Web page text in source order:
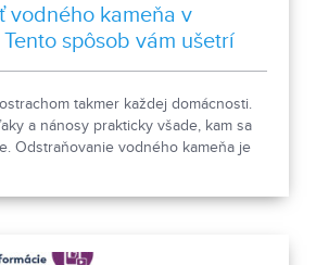
vodného kameňa v
spôsob vám ušetrí
aj peňazí!
takmer každej domácnosti.
a nánosy prakticky všade, kam sa
Odstraňovanie vodného kameňa je